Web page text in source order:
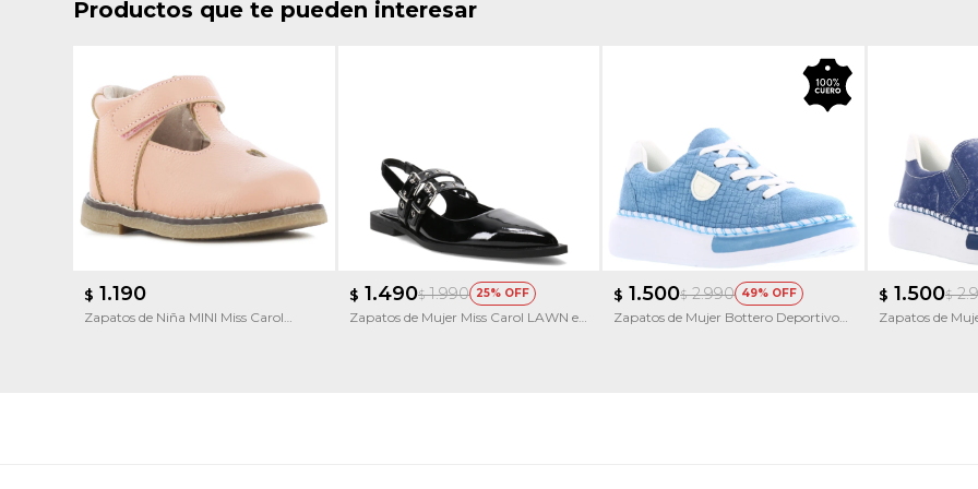
Productos que te pueden interesar
$ 1.190
Zapatos de Niña MINI Miss Carol
$ 1.490$ 1.990 25
Zapatos de Mujer Miss Carol LAWN en
$ 1.500$ 2.990 49
Zapatos de Mujer Bottero Deportivo
$ 1.500$
Zapatos de